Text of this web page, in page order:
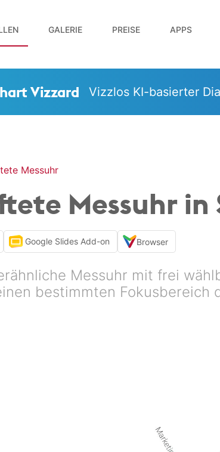
GALERIE PREISE APPS
Vizzard Vizzlos KI-basierter
Messuhr
Messuhr
Google Slides Add-on Browser
Messuhr mit frei
bestimmten Fokusbereich